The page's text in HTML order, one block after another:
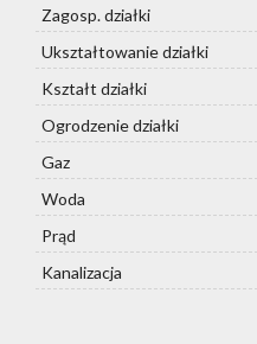
Zagosp. działki
Ukształtowanie działki
Kształt działki
Ogrodzenie działki
Gaz
Woda
Prąd
Kanalizacja